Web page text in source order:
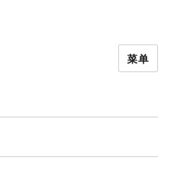
菜单